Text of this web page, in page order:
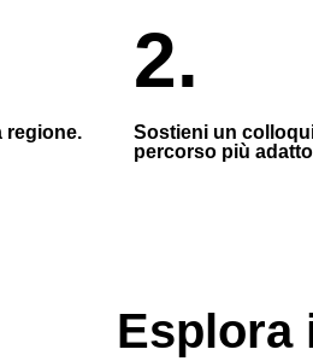
regione.
2.
Sostieni un
percorso più
Esplora